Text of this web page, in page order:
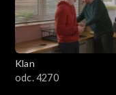
Klan
odc. 4270